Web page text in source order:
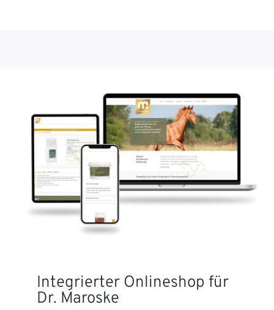
Integrierter Onlineshop für
Dr. Maroske